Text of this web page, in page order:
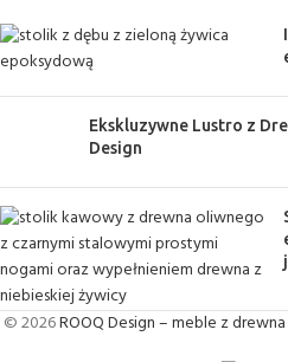
Ekskluzywne Lustro z
Design
© 2026ROOQ Design – meble z